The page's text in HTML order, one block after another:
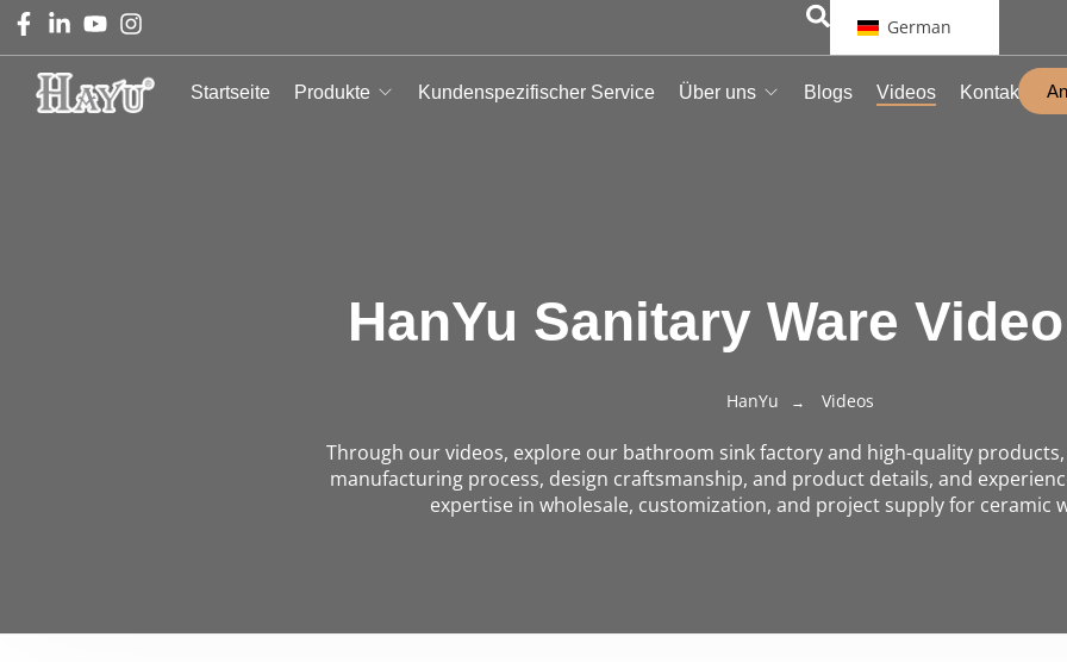
German
Startseite Produkte Kundenspezifischer Service Über uns Blogs Videos Kontakt
HanYu Sanitary Ware
HanYu Videos
Through our videos, explore our bathroom sink factory and high-quality
manufacturing process, design craftsmanship, and product details, and
expertise in wholesale, customization, and project supply for ceramic